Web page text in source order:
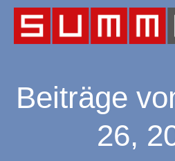
Beiträge
26,